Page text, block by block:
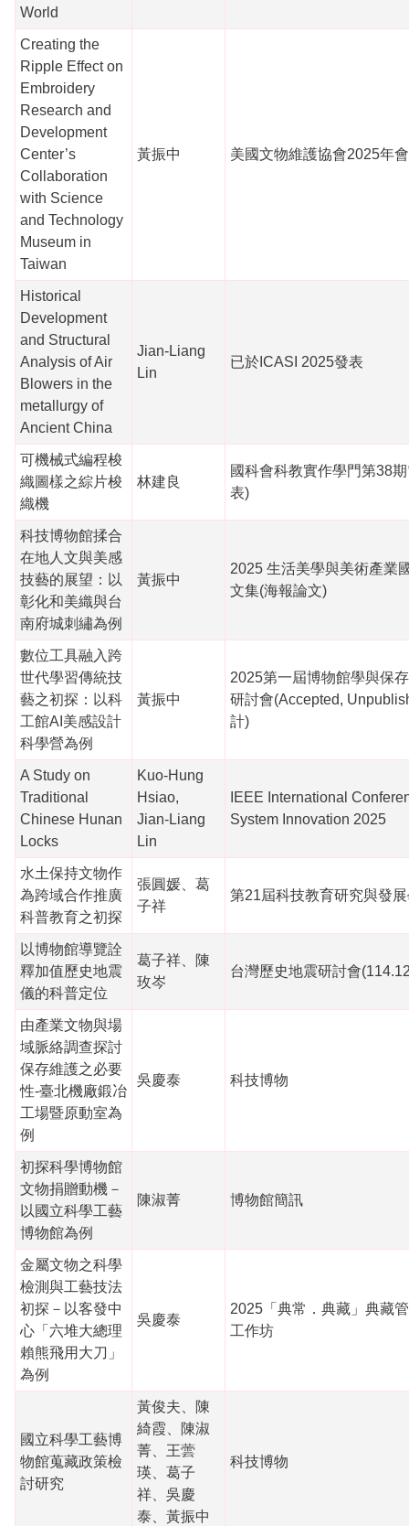
World
Creating the
Ripple Effect on
Embroidery
Research and
Development
Center’s
Collaboration
with Science
and Technology
Museum in
Taiwan
黃振中 美國文物維護協會2025年
Historical
Development
and Structural
Analysis of Air
Blowers in the
metallurgy of
Ancient China
Jian-Liang
Lin
已於ICASI 2025發表
可機械式編程梭
織圖樣之綜片梭
織機
林建良
國科會科教實作學門第38
表)
科技博物館揉合
在地人文與美感
技藝的展望：以
彰化和美織與台
南府城刺繡為例
黃振中
2025 生活美學與美術產業
文集(海報論文)
數位工具融入跨
世代學習傳統技
藝之初探：以科
工館AI美感設計
科學營為例
黃振中
2025第一屆博物館學與保
研討會(Accepted,
計)
A Study on
Traditional
Chinese Hunan
Locks
Kuo‑Hung
Hsiao,
Jian‑Liang
Lin
IEEE International
System Innovation 2025
水土保持文物作
為跨域合作推廣
科普教育之初探
張圓媛、葛
子祥
第21屆科技教育研究與發
以博物館導覽詮
釋加值歷史地震
儀的科普定位
葛子祥、陳
玫岑
台灣歷史地震研討會
由產業文物與場
域脈絡調查探討
保存維護之必要
性-臺北機廠鍛冶
工場暨原動室為
例
吳慶泰 科技博物
初探科學博物館
文物捐贈動機－
以國立科學工藝
博物館為例
陳淑菁 博物館簡訊
金屬文物之科學
檢測與工藝技法
初探－以客發中
心「六堆大總理
賴熊飛用大刀」
為例
吳慶泰
2025「典常．典藏」典藏
工作坊
國立科學工藝博
物館蒐藏政策檢
討研究
黃俊夫、陳
綺霞、陳淑
菁、王蕓
瑛、葛子
祥、吳慶
泰、黃振中
科技博物